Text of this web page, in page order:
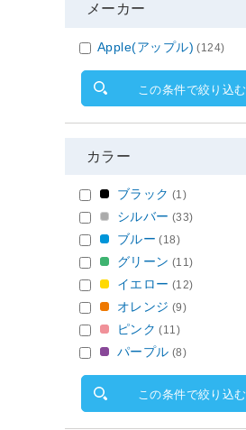
メーカー
Apple(アップル) (124)
この条件で絞り込む
カラー
ブラック (1)
シルバー (33)
ブルー (18)
グリーン (11)
イエロー (12)
オレンジ (9)
ピンク (11)
パープル (8)
この条件で絞り込む